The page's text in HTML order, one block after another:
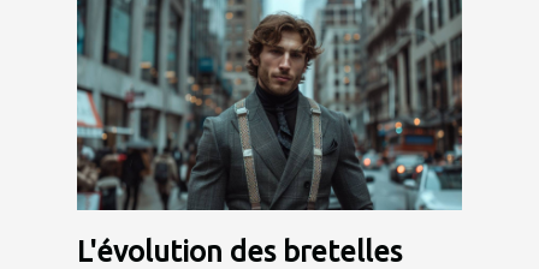
L'évolution des bretelles